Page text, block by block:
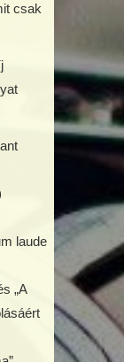
csak
laude
„A